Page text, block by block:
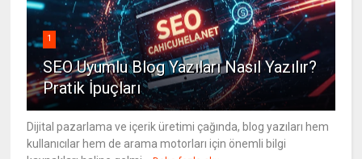
1
SEO Uyumlu Blog Yazıları Nasıl Yazılır?
Pratik İpuçları
Dijital pazarlama ve içerik üretimi çağında, blog yazıları hem
kullanıcılar hem de arama motorları için önemli bilgi